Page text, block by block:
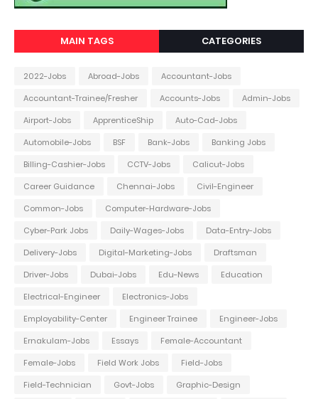
MAIN TAGS CATEGORIES
2022-Jobs Abroad-Jobs
Accountant-Jobs
Accountant-Trainee/Fresher
Accounts-Jobs
Admin-Jobs
Airport-Jobs
ApprenticeShip
Auto-Cad-Jobs
Automobile-Jobs
BSF Bank-Jobs
Banking Jobs
Billing-Cashier-Jobs
CCTV-Jobs
Calicut-Jobs
Career Guidance
Chennai-Jobs
Civil-Engineer
Common-Jobs
Computer-Hardware-Jobs
Cyber-Park Jobs
Daily-Wages-Jobs
Data-Entry-Jobs
Delivery-Jobs
Digital-Marketing-Jobs
Draftsman
Driver-Jobs
Dubai-Jobs Edu-News
Education
Electrical-Engineer
Electronics-Jobs
Employability-Center
Engineer Trainee
Engineer-Jobs
Ernakulam-Jobs
Essays
Female-Accountant
Female-Jobs
Field Work Jobs
Field-Jobs
Field-Technician
Govt-Jobs
Graphic-Design